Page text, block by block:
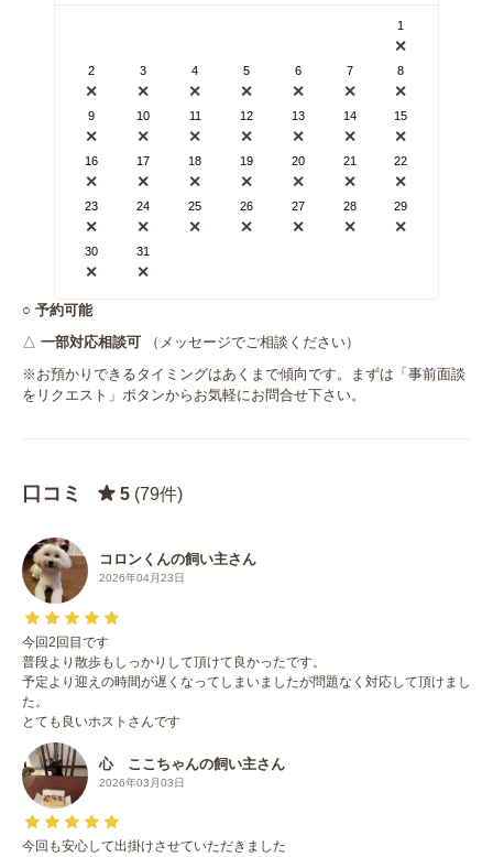
1
✕
2
✕
3
✕
4
✕
5
✕
6
✕
7
✕
8
✕
9
✕
10
✕
11
✕
12
✕
13
✕
14
✕
15
✕
16
✕
17
✕
18
✕
19
✕
20
✕
21
✕
22
✕
23
✕
24
✕
25
✕
26
✕
27
✕
28
✕
29
✕
30
✕
31
✕
○ 予約可能
△ 一部対応相談可
（メッセージでご相談ください）
※お預かりできるタイミングはあくまで傾向です。まずは「事前面談
をリクエスト」ボタンからお気軽にお問合せ下さい。
口コミ 5 (79件)
コロンくんの飼い主さん
2026年04月23日
今回2回目です
普段より散歩もしっかりして頂けて良かったです。
予定より迎えの時間が遅くなってしまいましたが問題なく対応して頂けまし
た。
とても良いホストさんです
心 ここちゃんの飼い主さん
2026年03月03日
今回も安心して出掛けさせていただきました